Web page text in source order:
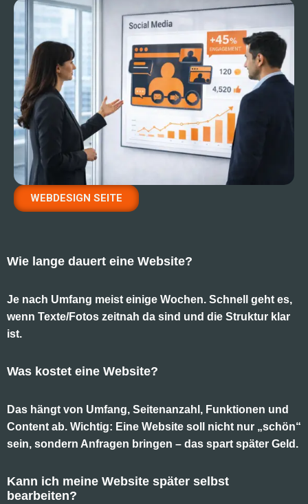
WEBDESIGN SEITE
Wie lange dauert eine Website?
Je nach Umfang meist einige Wochen. Schnell geht es,
wenn Texte/Fotos zeitnah da sind und die Struktur klar
ist.
Was kostet eine Website?
Das hängt von Umfang, Seitenanzahl, Funktionen und
Content ab. Wichtig: Eine Website soll nicht nur „schön“
sein, sondern Anfragen bringen – das spart später Geld.
Kann ich meine Website später selbst
bearbeiten?